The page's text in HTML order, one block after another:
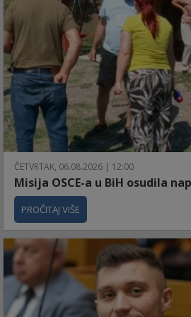
ČETVRTAK, 06.08.2026 | 12:00
Misija OSCE-a u BiH osudila
PROČITAJ VIŠE